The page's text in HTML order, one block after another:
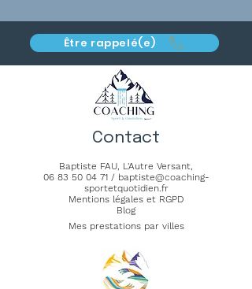
Être rappelé(e)
Contact
Baptiste FAU, L'Autre Versant,
06 83 50 04 71/ baptiste@coaching-
sportetquotidien.fr
Mentions légales et RGPD
Blog
Mes prestations par villes